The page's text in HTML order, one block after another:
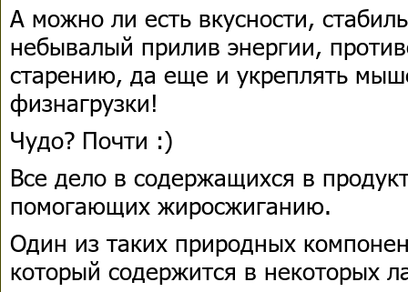
А можно ли есть вкусности,
небывалый прилив энергии,
старению, да еще и укреплять
физнагрузки!
Чудо? Почти :)
Все дело в содержащихся в
помогающих жиросжиганию.
Один из таких природных
который содержится в некоторых